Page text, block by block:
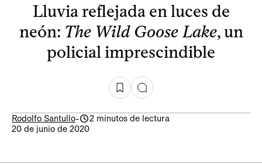
Lluvia reflejada en luces de
neón: The Wild Goose Lake, un
policial imprescindible
Rodolfo Santullo-
2 minutos de lectura
20 de junio de 2020